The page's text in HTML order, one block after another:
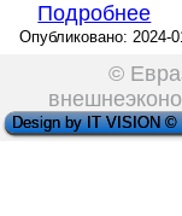
Подробнее
Опубликовано: 2024-
©
Design by IT VISION ©